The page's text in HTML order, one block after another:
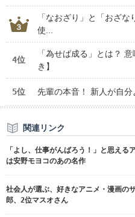
「なおざり」と「おざ
使...
4位
「為せば成る」とは？
き】
5位 先輩の本音！ 新人が自
関連リンク
「よし、仕事がんばろう！」と思え
は安野モヨコのあの名作
社会人が選ぶ、好きなアニメ・漫画の
郎、2位マスオさん